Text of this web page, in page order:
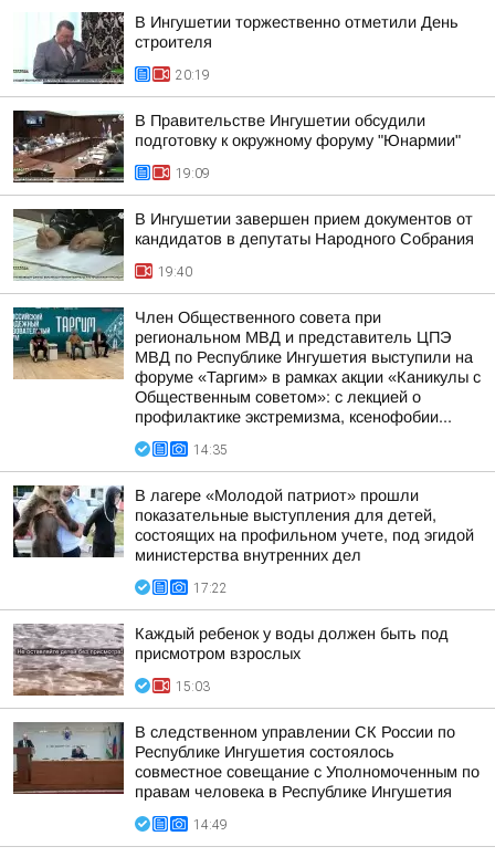
В Ингушетии торжественно отметили День
строителя
20:19
В Правительстве Ингушетии обсудили
подготовку к окружному форуму "Юнармии"
19:09
В Ингушетии завершен прием документов от
кандидатов в депутаты Народного Собрания
19:40
Член Общественного совета при
региональном МВД и представитель ЦПЭ
МВД по Республике Ингушетия выступили на
форуме «Таргим» в рамках акции «Каникулы с
Общественным советом»: с лекцией о
профилактике экстремизма, ксенофобии...
14:35
В лагере «Молодой патриот» прошли
показательные выступления для детей,
состоящих на профильном учете, под эгидой
министерства внутренних дел
17:22
Каждый ребенок у воды должен быть под
присмотром взрослых
15:03
В следственном управлении СК России по
Республике Ингушетия состоялось
совместное совещание с Уполномоченным по
правам человека в Республике Ингушетия
14:49